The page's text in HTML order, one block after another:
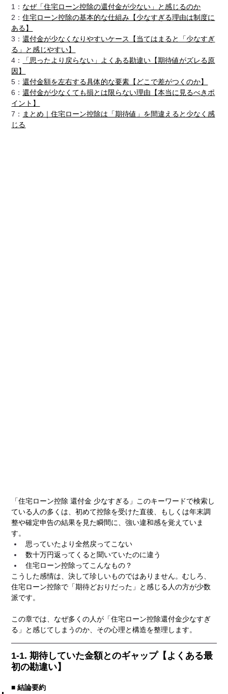
1： なぜ「住宅ローン控除の還付金が少ない」と感じるのか
2：住宅ローン控除の基本的な仕組み【少なすぎる理由は制度に
ある】
3：還付金が少なくなりやすいケース【当てはまると「少なすぎ
る」と感じやすい】
4：
「思ったより戻らない」よくある勘違い【期待値がズレる原
因】
5：還付金額を左右する具体的な要素【どこで差がつくのか】
6：還付金が少なくても損とは限らない理由【本当に見るべきポ
イント】
7： まとめ｜住宅ローン控除は「期待値」を間違えると少なく感
じる
「住宅ローン控除 還付金 少なすぎる」このキーワードで検索し
ている人の多くは、初めて控除を受けた直後、もしくは年末調
整や確定申告の結果を見た瞬間に、強い違和感を覚えていま
す。
思っていたより全然戻ってこない
数十万円返ってくると聞いていたのに違う
住宅ローン控除ってこんなもの？
こうした感情は、決して珍しいものではありません。むしろ、
住宅ローン控除で「期待どおりだった」と感じる人の方が少数
派です。
この章では、なぜ多くの人が「住宅ローン控除還付金少なすぎ
る」と感じてしまうのか、その心理と構造を整理します。
1-1. 期待していた金額とのギャップ【よくある最
初の勘違い】
■ 結論要約